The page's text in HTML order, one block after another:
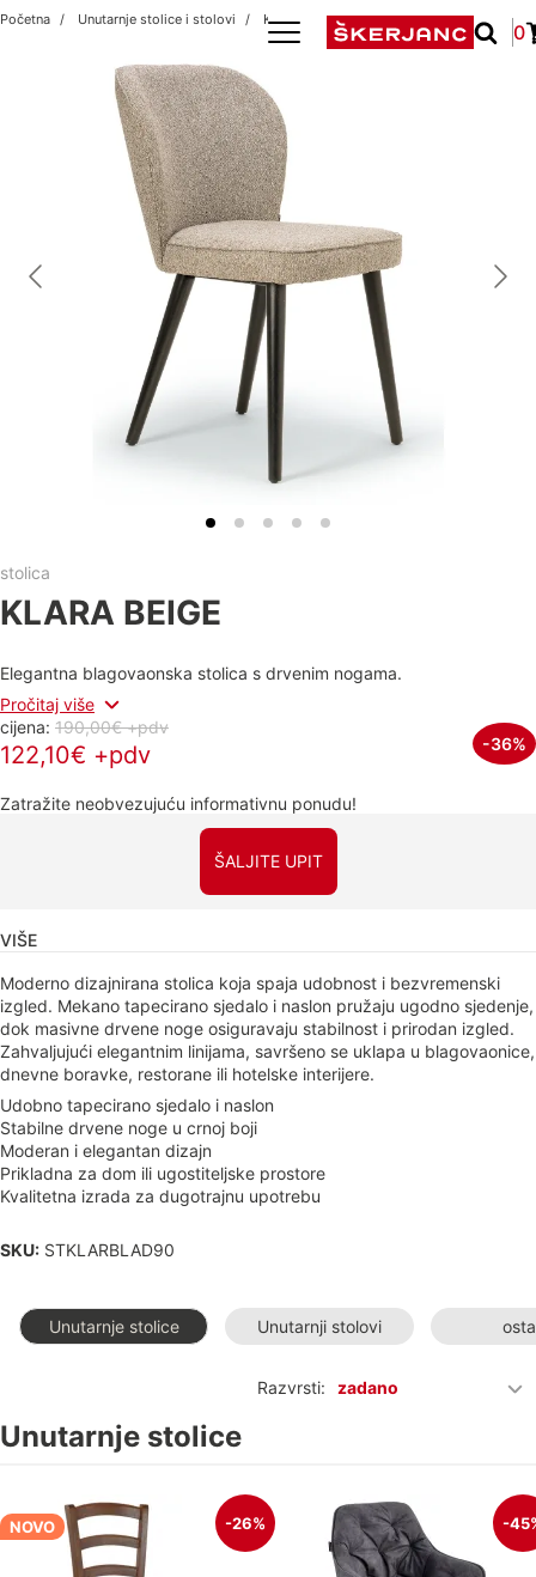
0
Početna Unutarnje stolice i stolovi Klara Beige
stolica
KLARA BEIGE
Elegantna blagovaonska stolica s drvenim nogama.
Pročitaj više
cijena: 190,00€ +pdv
122,10€ +pdv -36%
Zatražite neobvezujuću informativnu ponudu!
ŠALJITE UPIT
VIŠE
Moderno dizajnirana stolica koja spaja udobnost i bezvremenski
izgled. Mekano tapecirano sjedalo i naslon pružaju ugodno sjedenje,
dok masivne drvene noge osiguravaju stabilnost i prirodan izgled.
Zahvaljujući elegantnim linijama, savršeno se uklapa u blagovaonice,
dnevne boravke, restorane ili hotelske interijere.
Udobno tapecirano sjedalo i naslon
Stabilne drvene noge u crnoj boji
Moderan i elegantan dizajn
Prikladna za dom ili ugostiteljske prostore
Kvalitetna izrada za dugotrajnu upotrebu
SKU: STKLARBLAD90
Unutarnje stolice Unutarnji stolovi
Razvrsti: zadano
Unutarnje stolice
NOVO -26% -